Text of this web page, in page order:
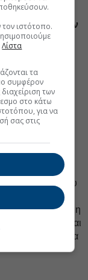
αγκάθια.
παραμένουν
αλλά οι
για να
άμυνα και
και
στην
εγκρίνει
για την
και την
αναλύσεων του
οικονομικού
της Κομισιόν, η
της Ισπανίας και
ελλείμματος για
ιστότοπο.
Λίστα
τα
συμφέρον
των
στο κάτω
για να
σας στις